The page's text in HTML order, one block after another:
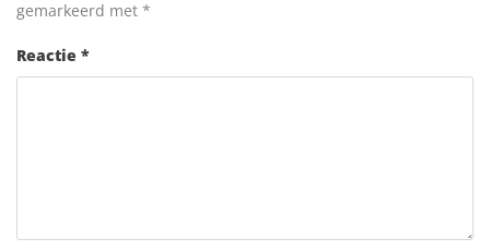
gemarkeerd met *
Reactie *